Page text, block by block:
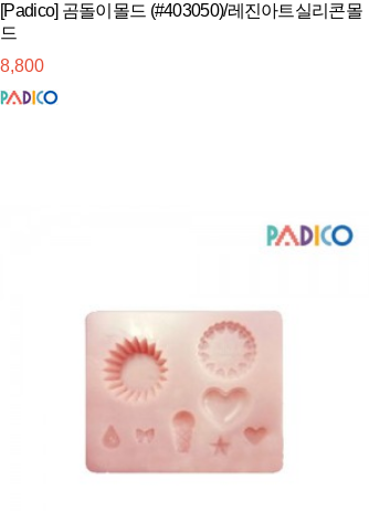
[Padico] 곰돌이몰드 (#403050)/레진아트실리콘몰
드
8,800